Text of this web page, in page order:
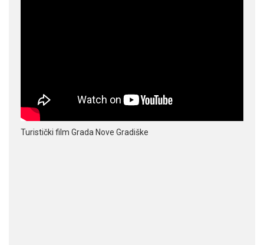
Turistički film Grada Nove Gradiške